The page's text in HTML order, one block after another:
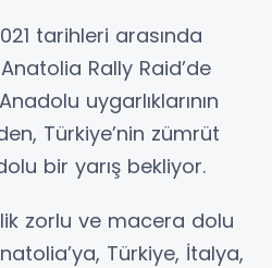
tarihleri arasında
Rally Raid’de
uygarlıklarının
Türkiye’nin zümrüt
bir yarış bekliyor.
zorlu ve macera dolu
Türkiye, İtalya,